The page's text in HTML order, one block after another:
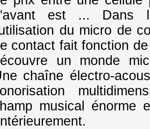
est ... Dans
du micro de
contact fait fonction
un monde
chaîne électro-
musical énorme